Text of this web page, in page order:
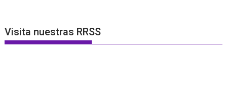
Visita nuestras RRSS